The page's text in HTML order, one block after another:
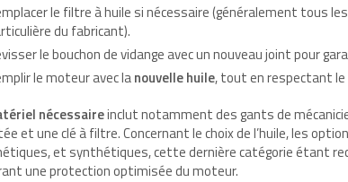
le filtre à huile si nécessaire (généralement tous
du fabricant).
le bouchon de vidange avec un nouveau joint pour
le moteur avec lanouvelle huile, tout en respectant le
nécessaireinclut notamment des gants de
et une clé à filtre. Concernant le choix de l’huile, les
et synthétiques, cette dernière catégorie étant
une protection optimisée du moteur.